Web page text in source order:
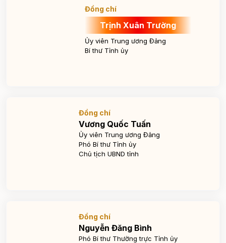
Đồng chí
Trịnh Xuân Trường
Ủy viên Trung ương Đảng
Bí thư Tỉnh ủy
Đồng chí
Vương Quốc Tuấn
Ủy viên Trung ương Đảng
Phó Bí thư Tỉnh ủy
Chủ tịch UBND tỉnh
Đồng chí
Nguyễn Đăng Bình
Phó Bí thư Thường trực Tỉnh ủy